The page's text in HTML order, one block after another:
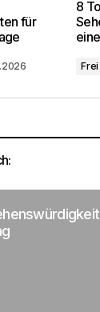
Erforderliche
*
für
8